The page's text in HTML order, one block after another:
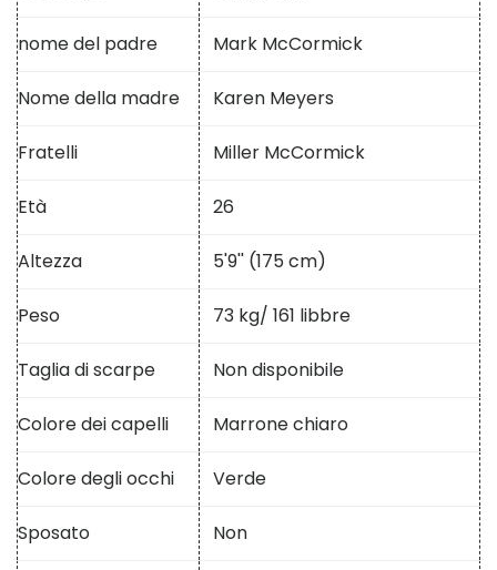
nome del padre Mark McCormick
Nome della madre Karen Meyers
Fratelli Miller McCormick
Età 26
Altezza 5'9'' (175 cm)
Peso 73 kg/ 161 libbre
Taglia di scarpe Non disponibile
Colore dei capelli Marrone chiaro
Colore degli occhi Verde
Sposato Non